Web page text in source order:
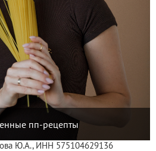
пп-рецепты
Ю.А., ИНН 575104629136